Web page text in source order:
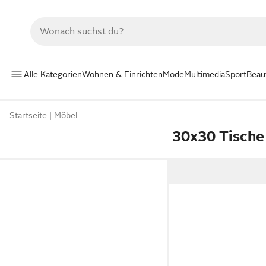
Alle KategorienWohnen & EinrichtenModeMultimediaSport
Startseite Möbel
30x30 Tische